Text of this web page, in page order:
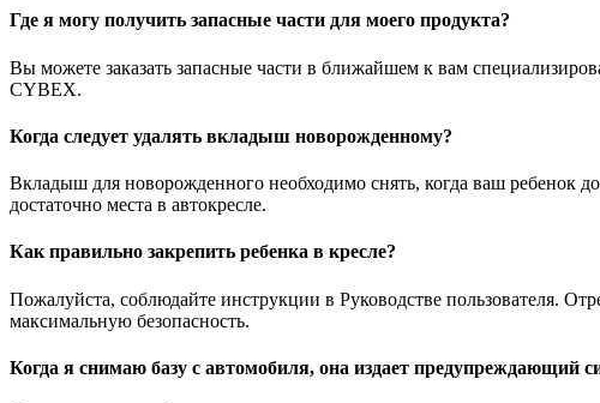
Где я могу получить запасные части для моего продукта?
Вы можете заказать запасные части в ближайшем к вам
CYBEX.
Когда следует удалять вкладыш новорожденному?
Вкладыш для новорожденного необходимо снять, когда ваш ребенок
достаточно места в автокресле.
Как правильно закрепить ребенка в кресле?
Пожалуйста, соблюдайте инструкции в Руководстве пользователя.
максимальную безопасность.
Когда я снимаю базу с автомобиля, она издает предупреждающий